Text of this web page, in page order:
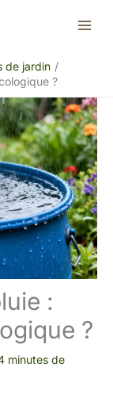
de jardin
?
:
?
minutes de